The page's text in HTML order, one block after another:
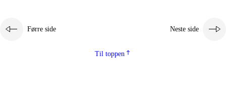
Førre side Neste side
Til toppen